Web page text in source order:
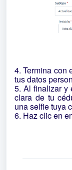
4. Termina con
tus datos
5.Al finalizar y
clara de tu
una selfie tuya
6. Haz clic en